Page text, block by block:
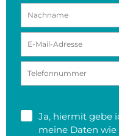
Ja, hiermit gebe
meine Daten